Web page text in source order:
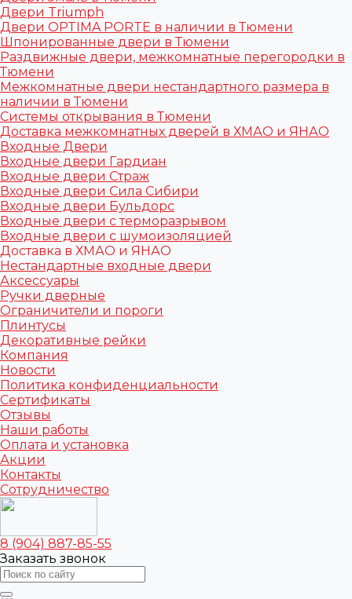
Двери Triumph
Двери OPTIMA PORTE в наличии в Тюмени
Шпонированные двери в Тюмени
Раздвижные двери, межкомнатные перегородки в
Тюмени
Межкомнатные двери нестандартного размера в
наличии в Тюмени
Системы открывания в Тюмени
Доставка межкомнатных дверей в ХМАО и ЯНАО
Входные Двери
Входные двери Гардиан
Входные двери Страж
Входные двери Сила Сибири
Входные двери Бульдорс
Входные двери с терморазрывом
Входные двери с шумоизоляцией
Доставка в ХМАО и ЯНАО
Нестандартные входные двери
Аксессуары
Ручки дверные
Ограничители и пороги
Плинтусы
Декоративные рейки
Компания
Новости
Политика конфиденциальности
Сертификаты
Отзывы
Наши работы
Оплата и установка
Акции
Контакты
Сотрудничество
8 (904) 887-85-55
Заказать звонок